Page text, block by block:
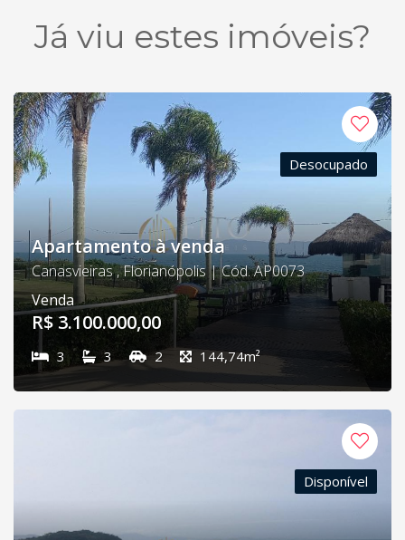
Já viu estes imóveis?
Desocupado
Apartamento à venda
Canasvieiras , Florianópolis | Cód. AP0073
Venda
R$ 3.100.000,00
3 3 2 144,74m²
Disponível